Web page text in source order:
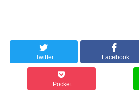
Twitter Facebook
Pocket